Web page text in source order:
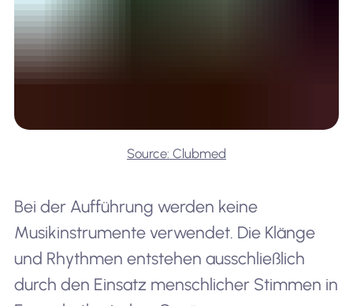
Source: Clubmed
Bei der Aufführung werden keine
Musikinstrumente verwendet. Die Klänge
und Rhythmen entstehen ausschließlich
durch den Einsatz menschlicher Stimmen in